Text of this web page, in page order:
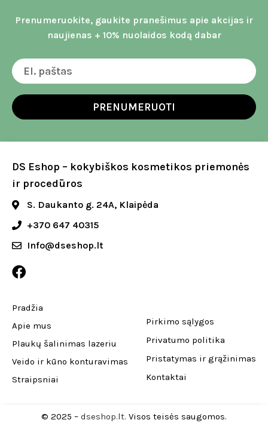
Prenumeruokite, gaukite pranešimus apie akcijas ir
naujienas + 10% nuolaidos kodą dabar
PRENUMERUOTI
DS Eshop – kokybiškos kosmetikos priemonės
ir procedūros
S. Daukanto g. 24A, Klaipėda
+370 647 40315
Info@dseshop.lt
Pradžia
Apie mus
Plaukų šalinimas lazeriu
Veido ir kūno konturavimas
Straipsniai
Pirkimo sąlygos
Privatumo politika
Pristatymas ir grąžinimas
Kontaktai
© 2025 – dseshop.lt. Visos teisės saugomos.